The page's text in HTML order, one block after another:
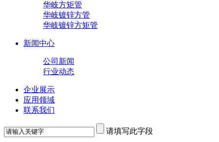
华岐方矩管
华岐镀锌方管
华岐镀锌方矩管
新闻中心
公司新闻
行业动态
企业展示
应用领域
联系我们
请填写此字段